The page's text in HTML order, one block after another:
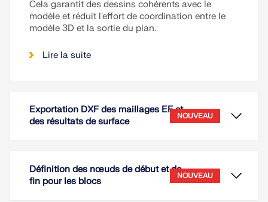
Cela garantit des dessins cohérents avec le
modèle et réduit l'effort de coordination entre le
modèle 3D et la sortie du plan.
Lire la suite
Exportation DXF des maillages EF et
des résultats de surface
NOUVEAU
Définition des nœuds de début et de
fin pour les blocs
NOUVEAU